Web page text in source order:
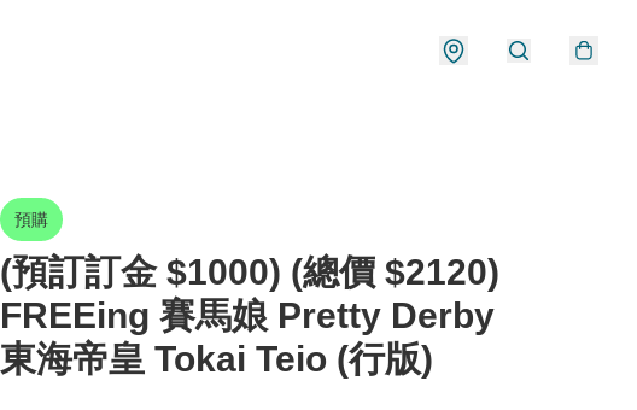
預購
(預訂訂金 $1000) (總價 $2120)
FREEing 賽馬娘 Pretty Derby
東海帝皇 Tokai Teio (行版)